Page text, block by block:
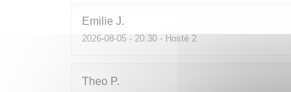
Emilie J
2026-08-05 - 20:30 - Hosté 2
Theo P